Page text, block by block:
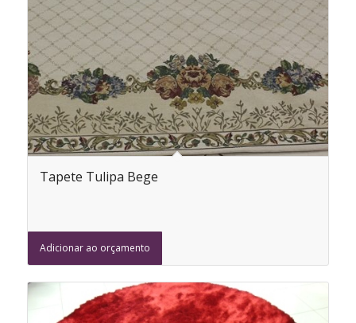
Tapete Tulipa Bege
Adicionar ao orçamento